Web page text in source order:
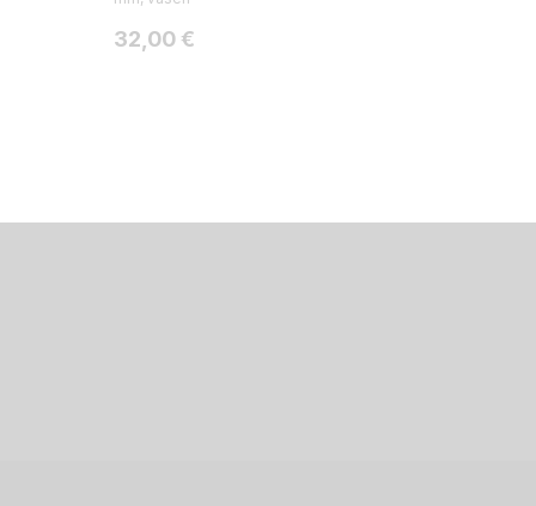
Hinta
32,00 €